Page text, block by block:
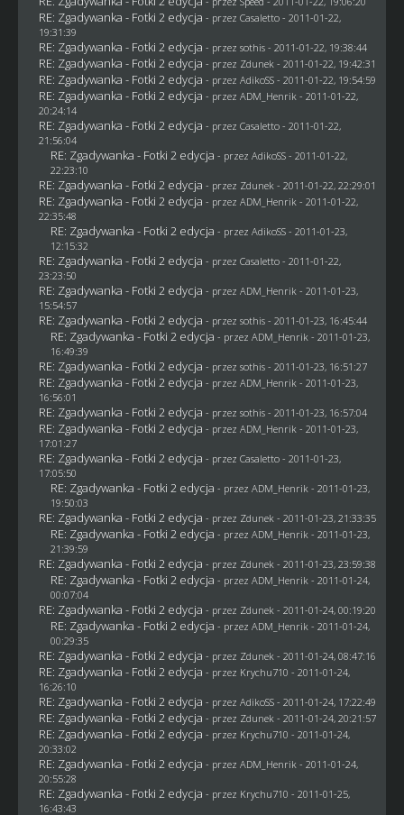
RE: Zgadywanka - Fotki 2 edycja - przez Casaletto- 2011-01-22,
19:31:39
RE: Zgadywanka - Fotki 2 edycja - przez sothis- 2011-01-22, 19:38:44
RE: Zgadywanka - Fotki 2 edycja - przez Zdunek - 2011-01-22, 19:42:31
RE: Zgadywanka - Fotki 2 edycja - przez AdikoSS - 2011-01-22, 19:54:59
RE: Zgadywanka - Fotki 2 edycja - przez ADM_Henrik - 2011-01-22,
20:24:14
RE: Zgadywanka - Fotki 2 edycja - przez Casaletto- 2011-01-22,
21:56:04
RE: Zgadywanka - Fotki 2 edycja - przez AdikoSS - 2011-01-22,
22:23:10
RE: Zgadywanka - Fotki 2 edycja - przez Zdunek - 2011-01-22, 22:29:01
RE: Zgadywanka - Fotki 2 edycja - przez ADM_Henrik - 2011-01-22,
22:35:48
RE: Zgadywanka - Fotki 2 edycja - przez AdikoSS - 2011-01-23,
12:15:32
RE: Zgadywanka - Fotki 2 edycja - przez Casaletto- 2011-01-22,
23:23:50
RE: Zgadywanka - Fotki 2 edycja - przez ADM_Henrik - 2011-01-23,
15:54:57
RE: Zgadywanka - Fotki 2 edycja - przez sothis- 2011-01-23, 16:45:44
RE: Zgadywanka - Fotki 2 edycja - przez ADM_Henrik - 2011-01-23,
16:49:39
RE: Zgadywanka - Fotki 2 edycja - przez sothis- 2011-01-23, 16:51:27
RE: Zgadywanka - Fotki 2 edycja - przez ADM_Henrik - 2011-01-23,
16:56:01
RE: Zgadywanka - Fotki 2 edycja - przez sothis- 2011-01-23, 16:57:04
RE: Zgadywanka - Fotki 2 edycja - przez ADM_Henrik - 2011-01-23,
17:01:27
RE: Zgadywanka - Fotki 2 edycja - przez Casaletto- 2011-01-23,
17:05:50
RE: Zgadywanka - Fotki 2 edycja - przez ADM_Henrik - 2011-01-23,
19:50:03
RE: Zgadywanka - Fotki 2 edycja - przez Zdunek - 2011-01-23, 21:33:35
RE: Zgadywanka - Fotki 2 edycja - przez ADM_Henrik - 2011-01-23,
21:39:59
RE: Zgadywanka - Fotki 2 edycja - przez Zdunek - 2011-01-23, 23:59:38
RE: Zgadywanka - Fotki 2 edycja - przez ADM_Henrik - 2011-01-24,
00:07:04
RE: Zgadywanka - Fotki 2 edycja - przez Zdunek - 2011-01-24, 00:19:20
RE: Zgadywanka - Fotki 2 edycja - przez ADM_Henrik - 2011-01-24,
00:29:35
RE: Zgadywanka - Fotki 2 edycja - przez Zdunek - 2011-01-24, 08:47:16
RE: Zgadywanka - Fotki 2 edycja - przez Krychu710 - 2011-01-24,
16:26:10
RE: Zgadywanka - Fotki 2 edycja - przez AdikoSS - 2011-01-24, 17:22:49
RE: Zgadywanka - Fotki 2 edycja - przez Zdunek - 2011-01-24, 20:21:57
RE: Zgadywanka - Fotki 2 edycja - przez Krychu710 - 2011-01-24,
20:33:02
RE: Zgadywanka - Fotki 2 edycja - przez ADM_Henrik - 2011-01-24,
20:55:28
RE: Zgadywanka - Fotki 2 edycja - przez Krychu710 - 2011-01-25,
16:43:43